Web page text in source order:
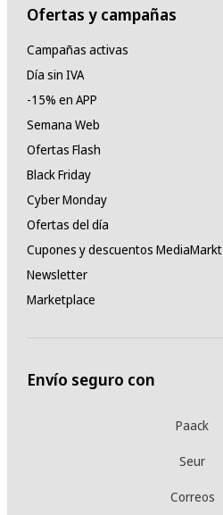
Ofertas y campañas
Campañas activas
Día sin IVA
-15% en APP
Semana Web
Ofertas Flash
Black Friday
Cyber Monday
Ofertas del día
Cupones y descuentos MediaMarkt
Newsletter
Marketplace
Envío seguro con
Paack
Seur
Correos